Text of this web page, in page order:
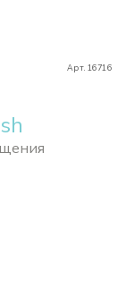
Арт. 16716